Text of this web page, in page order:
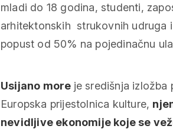
mladi do 18 godina, studenti,
arhitektonskih strukovnih udruga
popust od 50% na pojedinačnu
Usijano more je središnja
Europska prijestolnica kulture,
nevidljive ekonomije koje se